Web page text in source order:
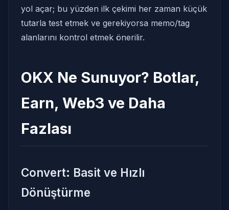
yol açar; bu yüzden ilk çekimi her zaman küçük
tutarla test etmek ve gerekiyorsa memo/tag
alanlarını kontrol etmek önerilir.
OKX Ne Sunuyor? Botlar,
Earn, Web3 ve Daha
Fazlası
Convert: Basit ve Hızlı
Dönüştürme